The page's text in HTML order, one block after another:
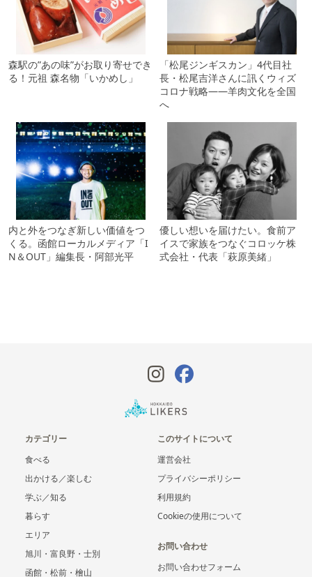
森駅の”あの味”がお取り寄せでき
る！元祖 森名物「いかめし」
「松尾ジンギスカン」4代目社
長・松尾吉洋さんに訊くウィズ
コロナ戦略――羊肉文化を全国
へ
内と外をつなぎ新しい価値をつ
くる。函館ローカルメディア「I
N＆OUT」編集長・阿部光平
優しい想いを届けたい。食前ア
イスで家族をつなぐコロッケ株
式会社・代表「萩原美緒」
カテゴリー
食べる
出かける／楽しむ
学ぶ／知る
暮らす
エリア
旭川・富良野・士別
函館・松前・檜山
このサイトについて
運営会社
プライバシーポリシー
利用規約
Cookieの使用について
お問い合わせ
お問い合わせフォーム